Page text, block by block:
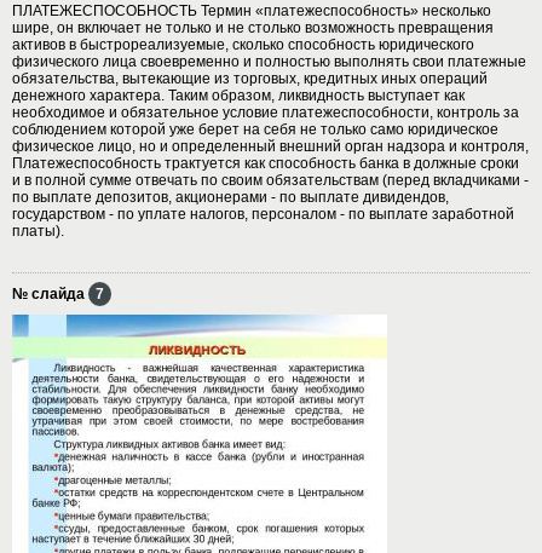
ПЛАТЕЖЕСПОСОБНОСТЬ Термин «платежеспособность» несколько
шире, он включает не только и не столько возможность превращения
активов в быстрореализуемые, сколько способность юридического
физического лица своевременно и полностью выполнять свои платежные
обязательства, вытекающие из торговых, кредитных иных операций
денежного характера. Таким образом, ликвидность выступает как
необходимое и обязательное условие платежеспособности, контроль за
соблюдением которой уже берет на себя не только само юридическое
физическое лицо, но и определенный внешний орган надзора и контроля,
Платежеспособность трактуется как способность банка в должные сроки
и в полной сумме отвечать по своим обязательствам (перед вкладчиками -
по выплате депозитов, акционерами - по выплате дивидендов,
государством - по уплате налогов, персоналом - по выплате заработной
платы).
№ слайда 7